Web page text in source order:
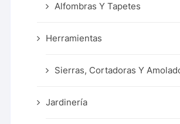
Alfombras Y Tapetes
Herramientas
Sierras, Cortadoras Y
Jardinería